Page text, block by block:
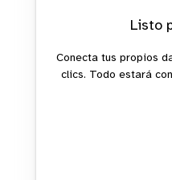
Listo
Conecta tus propios
clics. Todo estará